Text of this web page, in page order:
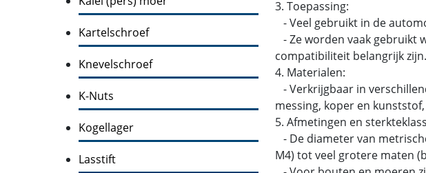
Kartelschroef
Knevelschroef
K-Nuts
Kogellager
Lasstift
3. Toepassing:
- Veel gebruikt in de
- Ze worden vaak gebruikt
compatibiliteit belangrijk zijn.
4. Materialen:
- Verkrijgbaar in
messing, koper en
5. Afmetingen en
- De diameter van
M4) tot veel grotere maten